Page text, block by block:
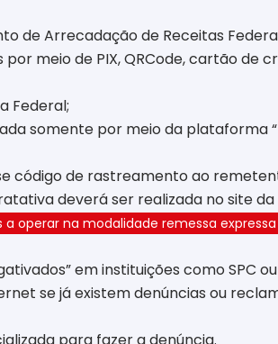
de Arrecadação de Receitas
meio de PIX, QRCode, cartão de
Federal;
somente por meio da plataforma
código de rastreamento ao
deverá ser realizada no site da
operar na modalidade remessa expressa
em instituições como SPC ou
se já existem denúncias ou
para fazer a denúncia.